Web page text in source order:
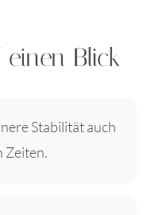
Blick
Stabilität auch
Zeiten.